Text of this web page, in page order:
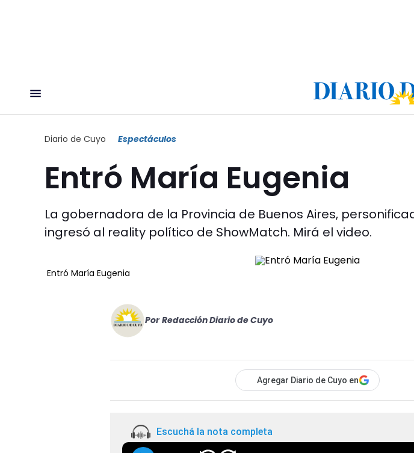
Diario de Cuyo Espectáculos
Entró María Eugenia
La gobernadora de la Provincia de Buenos Aires,
ingresó al reality político de ShowMatch. Mirá el video.
Entró María Eugenia
Por Redacción Diario de Cuyo
Agregar Diario de Cuyo en
Escuchá la nota completa